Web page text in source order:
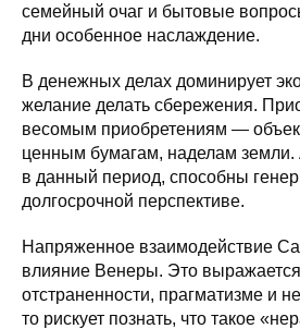
семейный очаг и бытовые
дни особенное наслаждение.
В денежных делах доминирует
желание делать сбережения.
весомым приобретениям —
ценным бумагам, наделам земли.
в данный период, способны
долгосрочной перспективе.
Напряженное взаимодействие
влияние Венеры. Это
отстраненности, прагматизме и
то рискует познать, что такое